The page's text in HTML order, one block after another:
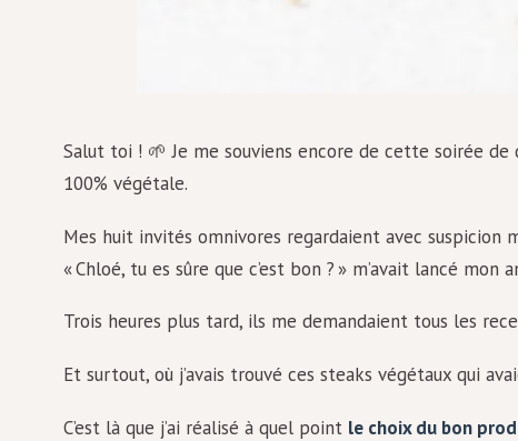
Salut toi ! 🌱 Je me souviens encore de cette soirée
100% végétale.
Mes huit invités omnivores regardaient avec
« Chloé, tu es sûre que c’est bon ? » m’avait lancé mon
Trois heures plus tard, ils me demandaient tous les
Et surtout, où j’avais trouvé ces steaks végétaux qui
C’est là que j’ai réalisé à quel point le choix du bon